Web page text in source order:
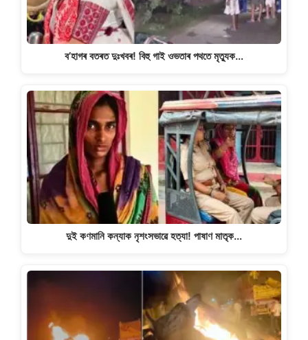
ব’হাগৰ বতৰত দুঃখবৰ! বিহু গাই ওভতাৰ পথতে মৃত্যুক…
দুই কণমানি কন্যাক নৃশংসভাৱে হত্যা! পাষাণ মাতৃক…